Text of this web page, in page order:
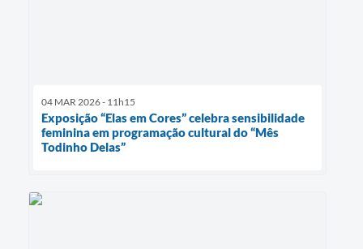
04 MAR 2026 - 11h15
Exposição “Elas em Cores” celebra sensibilidade
feminina em programação cultural do “Mês
Todinho Delas”